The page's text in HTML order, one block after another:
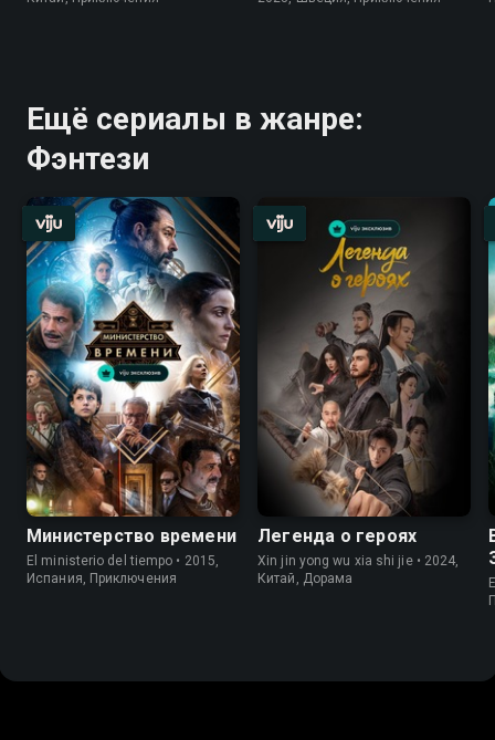
Ещё сериалы в жанре:
Фэнтези
Министерство времени
El ministerio del tiempo • 2015,
Испания, Приключения
Легенда о героях
Xin jin yong wu xia shi jie • 2024,
Китай, Дорама